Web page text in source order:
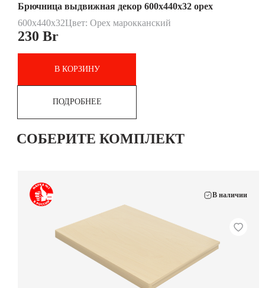
Брючница выдвижная декор 600х440х32 орех
600х440х32Цвет: Орех марокканский
230 Br
В КОРЗИНУ
ПОДРОБНЕЕ
СОБЕРИТЕ КОМПЛЕКТ
В наличии